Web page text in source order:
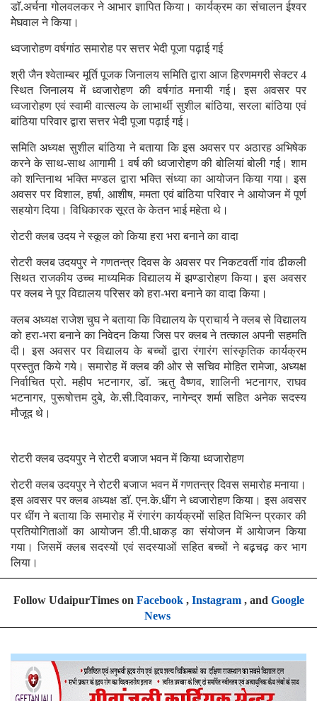
डाॅ.अर्चना गोलवलकर ने आभार ज्ञापित किया। कार्यक्रम का संचालन ईश्वर
मेेघवाल ने किया।
ध्वजारोहण वर्षगांठ समारोह पर सत्तर भेदी पूजा पढ़ाई गई
श्री जैन श्वेताम्बर मूर्ति पूजक जिनालय समिति द्वारा आज हिरणमगरी सेक्टर 4
स्थित जिनालय में ध्वजारोहण की वर्षगांठ मनायी गई। इस अवसर पर
ध्वजारोहण एवं स्वामी वात्सल्य के लाभार्थी सुशील बांठिया, सरला बांठिया एवं
बांठिया परिवार द्वारा सत्तर भेदी पूजा पढ़ाई गई।
समिति अध्यक्ष सुशील बांठिया ने बताया कि इस अवसर पर अठारह अभिषेक
करने के साथ-साथ आगामी 1 वर्ष की ध्वजारोहण की बोलियां बोली गई। शाम
को शन्तिनाथ भक्ति मण्डल द्वारा भक्ति संध्या का आयोजन किया गया। इस
अवसर पर विशाल, हर्षा, आशीष, ममता एवं बांठिया परिवार ने आयोजन में पूर्ण
सहयोग दिया। विधिकारक सूरत के केतन भाई महेता थे।
रोटरी क्लब उदय ने स्कूल को किया हरा भरा बनाने का वादा
रोटरी क्लब उदयपुर ने गणतन्त्र दिवस के अवसर पर निकटवर्ती गांव ढीकली
सिथत राजकीय उच्च माध्यमिक विद्यालय में झण्डारोहण किया। इस अवसर
पर क्लब ने पूर विद्यालय परिसर को हरा-भरा बनाने का वादा किया।
क्लब अध्यक्ष राजेश चुघ ने बताया कि विद्यालय के प्राचार्य ने क्लब से विद्यालय
को हरा-भरा बनाने का निवेदन किया जिस पर क्लब ने तत्काल अपनी सहमति
दी। इस अवसर पर विद्यालय के बच्चों द्वारा रंगारंग सांस्कृतिक कार्यक्रम
प्रस्तुत किये गये। समारोह में क्लब की ओर से सचिव मोहित रामेजा, अध्यक्ष
निर्वाचित प्रो. महीप भटनागर, डाॅ. ऋतु वैष्णव, शालिनी भटनागर, राघव
भटनागर, पुरूषोत्तम दुबे, के.सी.दिवाकर, नागेन्द्र शर्मा सहित अनेक सदस्य
मौजूद थे।
रोटरी क्लब उदयपुर ने रोटरी बजाज भवन में किया ध्वजारोहण
रोटरी क्लब उदयपुर ने रोटरी बजाज भवन में गणतन्त्र दिवस समारोह मनाया।
इस अवसर पर क्लब अध्यक्ष डाॅ. एन.के.धींग ने ध्वजारोहण किया। इस अवसर
पर धींग ने बताया कि समारोह में रंगारंग कार्यक्रमों सहित विभिन्न प्रकार की
प्रतियोगिताओं का आयोजन डी.पी.धाकड़ का संयोजन में आयेाजन किया
गया। जिसमें क्लब सदस्यों एवं सदस्याओं सहित बच्चों ने बढ़़चढ़ कर भाग
लिया।
Follow UdaipurTimes on Facebook, Instagram, and Google
News